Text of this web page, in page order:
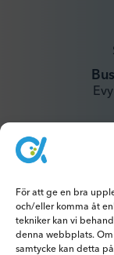
För att ge en bra
och/eller komma åt
tekniker kan vi
denna webbplats.
samtycke kan detta